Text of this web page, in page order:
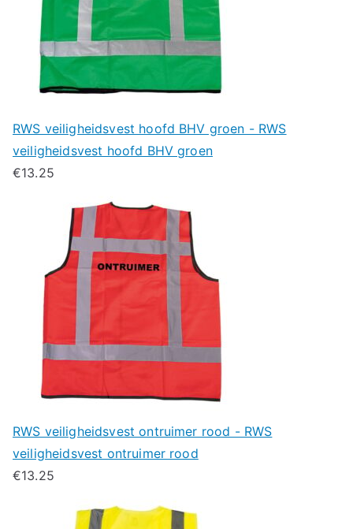
RWS veiligheidsvest hoofd BHV groen - RWS
veiligheidsvest hoofd BHV groen
€13.25
RWS veiligheidsvest ontruimer rood - RWS
veiligheidsvest ontruimer rood
€13.25